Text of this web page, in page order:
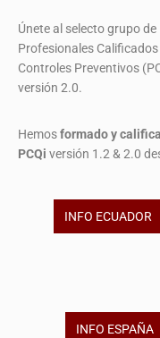
Únete al selecto grupo de
Profesionales Calificados
Controles Preventivos
versión 2.0.
Hemosformado y
PCQi versión 1.2 & 2.0
INFO ECUADOR
INFO ESPAÑA